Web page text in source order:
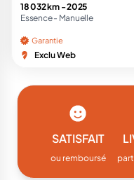
18 032 km -2025
Essence - Manuelle
Garantie
Exclu Web
SATISFAIT
ou remboursé